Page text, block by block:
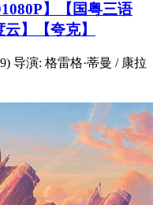
】【国粤三语
】【夸克】
导演: 格雷格·蒂曼 / 康拉